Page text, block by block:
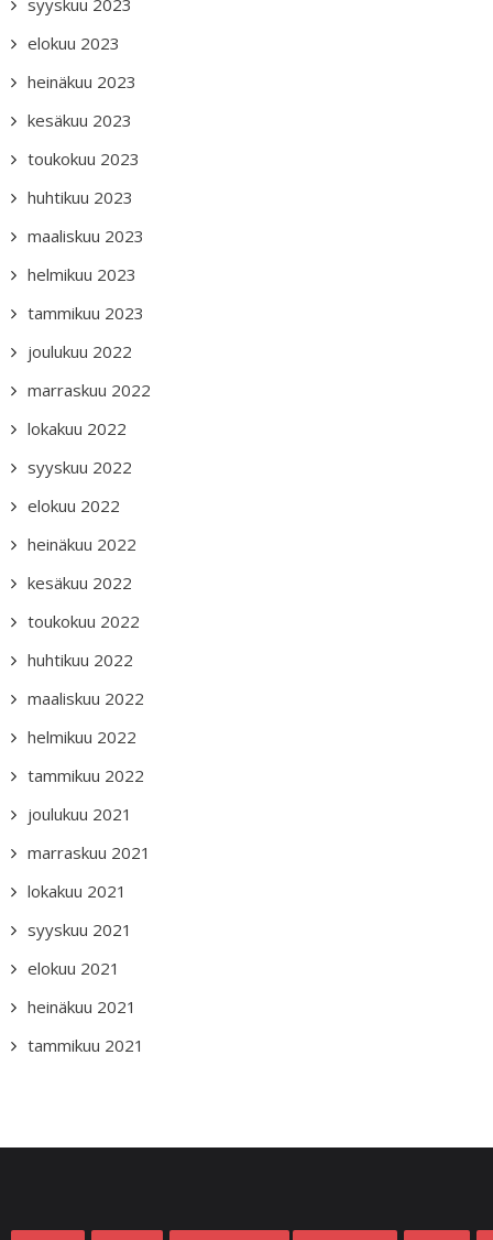
syyskuu 2023
elokuu 2023
heinäkuu 2023
kesäkuu 2023
toukokuu 2023
huhtikuu 2023
maaliskuu 2023
helmikuu 2023
tammikuu 2023
joulukuu 2022
marraskuu 2022
lokakuu 2022
syyskuu 2022
elokuu 2022
heinäkuu 2022
kesäkuu 2022
toukokuu 2022
huhtikuu 2022
maaliskuu 2022
helmikuu 2022
tammikuu 2022
joulukuu 2021
marraskuu 2021
lokakuu 2021
syyskuu 2021
elokuu 2021
heinäkuu 2021
tammikuu 2021